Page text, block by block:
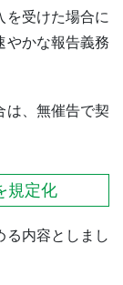
受けた場合に
やかな報告義務
、無催告で契
規定化
る内容としまし